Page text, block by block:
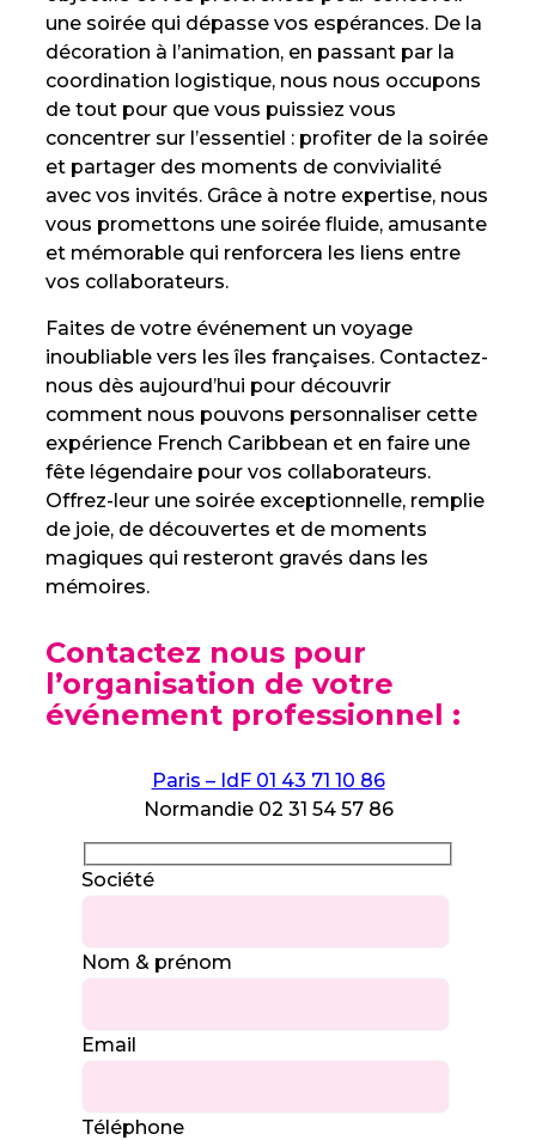
une soirée qui dépasse vos espérances. De la
décoration à l’animation, en passant par la
coordination logistique, nous nous occupons
de tout pour que vous puissiez vous
concentrer sur l’essentiel : profiter de la soirée
et partager des moments de convivialité
avec vos invités. Grâce à notre expertise, nous
vous promettons une soirée fluide, amusante
et mémorable qui renforcera les liens entre
vos collaborateurs.
Faites de votre événement un voyage
inoubliable vers les îles françaises. Contactez-
nous dès aujourd’hui pour découvrir
comment nous pouvons personnaliser cette
expérience French Caribbean et en faire une
fête légendaire pour vos collaborateurs.
Offrez-leur une soirée exceptionnelle, remplie
de joie, de découvertes et de moments
magiques qui resteront gravés dans les
mémoires.
Contactez nous pour
l’organisation de votre
événement professionnel :
Paris – IdF 01 43 71 10 86
Normandie 02 31 54 57 86
Société
Nom & prénom
Email
Téléphone